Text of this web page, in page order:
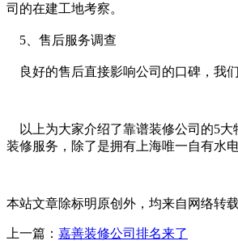
司的在建工地考察。
5、售后服务调查
良好的售后直接影响公司的口碑，我
以上为大家介绍了靠谱装修公司的5
装修服务，除了是拥有上海唯一自有水
本站文章除标明原创外，均来自网络转
上一篇： 嘉善装修公司排名来了